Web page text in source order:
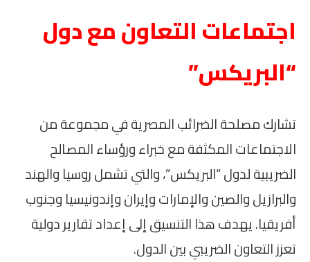
اجتماعات التعاون مع دول
“البريكس”
تشارك مصلحة الضرائب المصرية في مجموعة من
الاجتماعات المكثفة مع خبراء ورؤساء المصالح
الضريبية لدول “البريكس”، والتي تشمل روسيا والهند
والبرازيل والصين والإمارات وإيران وإندونيسيا وجنوب
أفريقيا. يهدف هذا التنسيق إلى إعداد تقارير دولية
تعزز التعاون الضريبي بين الدول.